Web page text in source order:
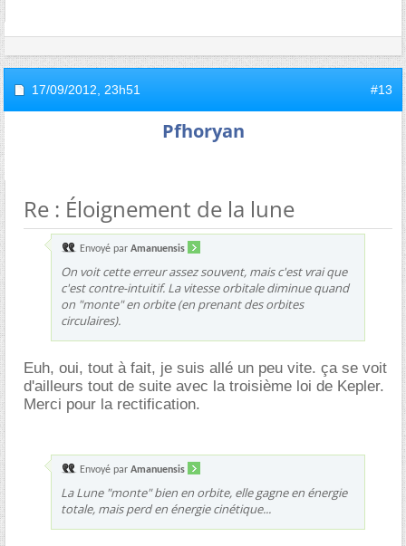
17/09/2012, 23h51 #13
Pfhoryan
Re : Éloignement de la lune
Envoyé par Amanuensis
On voit cette erreur assez souvent, mais c'est vrai que
c'est contre-intuitif. La vitesse orbitalediminuequand
on "monte" en orbite (en prenant des orbites
circulaires).
Euh, oui, tout à fait, je suis allé un peu vite. ça se voit
d'ailleurs tout de suite avec la troisième loi de Kepler.
Merci pour la rectification.
Envoyé par Amanuensis
La Lune "monte" bien en orbite, elle gagne en énergie
totale, mais perd en énergie cinétique...